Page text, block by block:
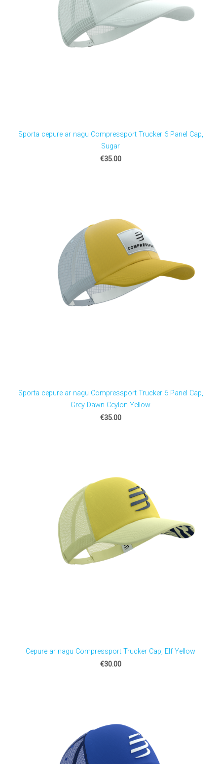
Sporta cepure ar nagu Compressport Trucker 6 Panel Cap,
Sugar
€35.00
Sporta cepure ar nagu Compressport Trucker 6 Panel Cap,
Grey Dawn Ceylon Yellow
€35.00
Cepure ar nagu Compressport Trucker Cap, Elf Yellow
€30.00